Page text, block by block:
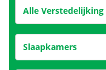
Alle Verstedelijking
Slaapkamers